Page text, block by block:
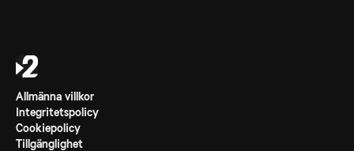
Allmänna villkor
Integritetspolicy
Cookiepolicy
Tillgänglighet